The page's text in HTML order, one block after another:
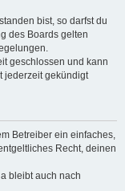
bist, so darfst du
des Boards gelten
geschlossen und kann
jederzeit gekündigt
Betreiber ein einfaches,
Recht, deinen
bleibt auch nach